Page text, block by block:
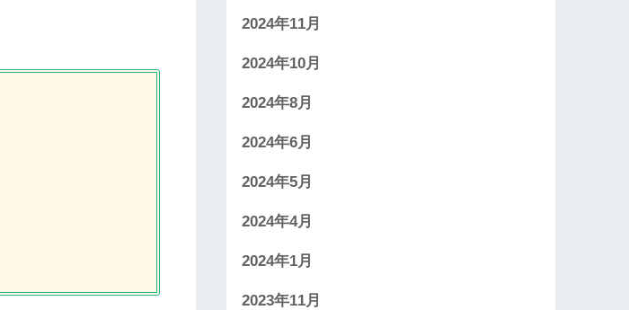
2024年11月
2024年10月
2024年8月
2024年6月
2024年5月
2024年4月
2024年1月
2023年11月